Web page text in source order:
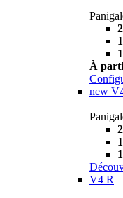
À
new
V4 R